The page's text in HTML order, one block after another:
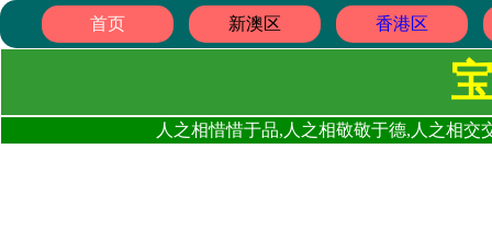
首页 新澳区 香港区
人之相惜惜于品,人之相敬敬于德,人之相